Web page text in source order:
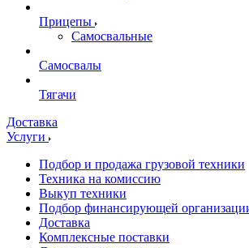
Прицепы
Самосвальные
Самосвалы
Тягачи
Доставка
Услуги
Подбор и продажа грузовой техники
Техника на комиссию
Выкуп техники
Подбор финансирующей
Доставка
Комплексные поставки